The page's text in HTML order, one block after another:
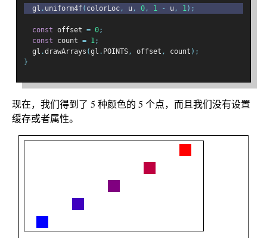
  gl
. uniform4f( colorLoc, u, 0, 1 - u, 1);
const offset = 0;
const count = 1;
  gl
.drawArrays (gl . POINTS, offset , count );
}
现在，我们得到了 5 种颜色的 5 个点，而且我们没有设置
缓存或者属性。